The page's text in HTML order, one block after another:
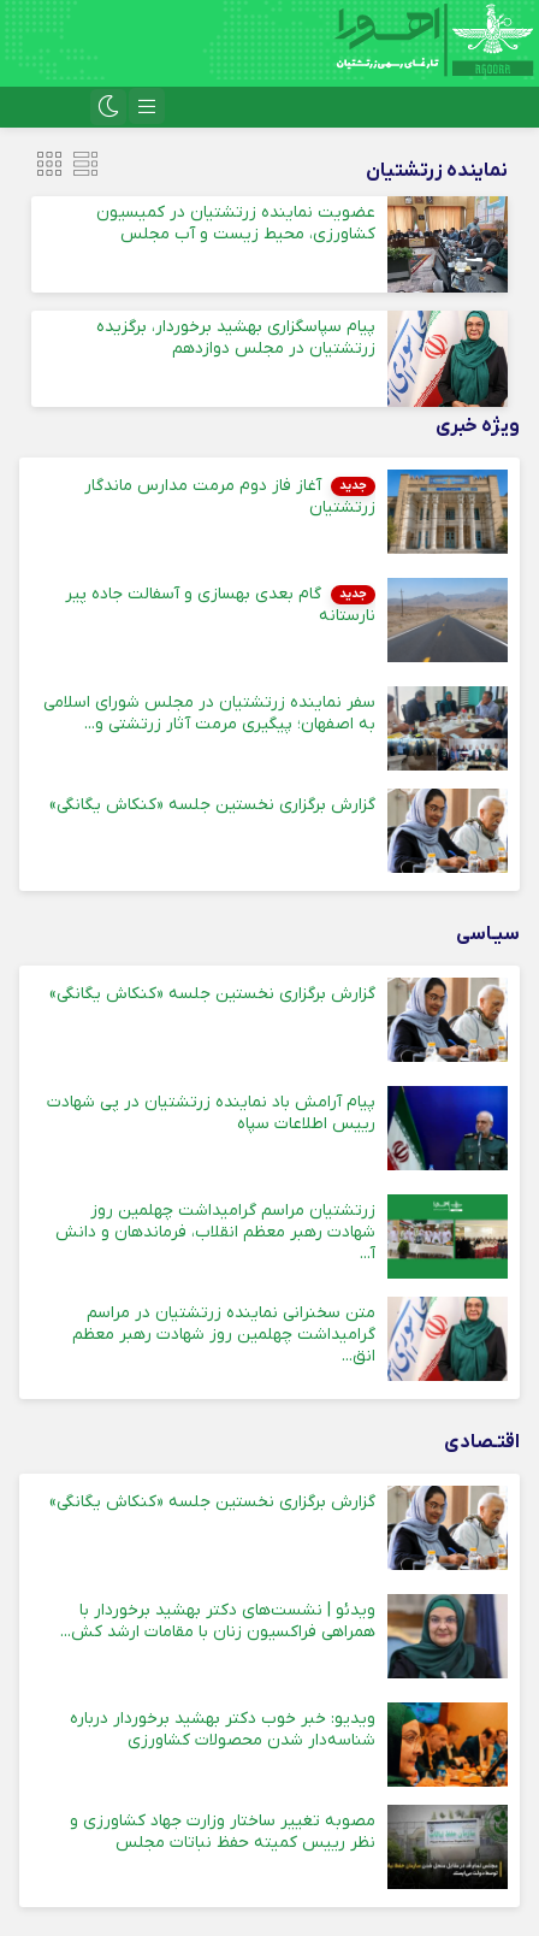
نماینده زرتشتیان
عضویت نماینده زرتشتیان در کمیسیون
کشاورزی، محیط زیست و آب مجلس
پیام‌ سپاسگزاری بهشید برخوردار، برگزیده
زرتشتیان در مجلس دوازدهم
ویژه خبری
جدید
آغاز فاز دوم مرمت مدارس ماندگار
زرتشتیان
جدید
گام بعدی بهسازی و آسفالت جاده پیر
نارستانه
سفر نماینده زرتشتیان در مجلس شورای اسلامی
به اصفهان؛ پیگیری مرمت آثار زرتشتی و...
گزارش برگزاری نخستین جلسه «کنکاش یگانگی»
سیـاسی
گزارش برگزاری نخستین جلسه «کنکاش یگانگی»
پیام آرامش باد نماینده زرتشتیان در پی شهادت
رییس اطلاعات سپاه
زرتشتیان مراسم گرامیداشت چهلمین روز
شهادت رهبر معظم انقلاب، فرماندهان و دانش
آ...
متن سخنرانی نماینده زرتشتیان در مراسم
گرامیداشت چهلمین روز شهادت رهبر معظم
انق...
اقتـصادی
گزارش برگزاری نخستین جلسه «کنکاش یگانگی»
ویدئو | نشست‌های دکتر بهشید برخوردار با
همراهی فراکسیون زنان با مقامات ارشد کش...
ویدیو: خبر خوب دکتر بهشید برخوردار درباره
شناسه‌دار شدن محصولات کشاورزی
مصوبه تغییر ساختار وزارت جهاد کشاورزی و
نظر رییس کمیته حفظ نباتات مجلس